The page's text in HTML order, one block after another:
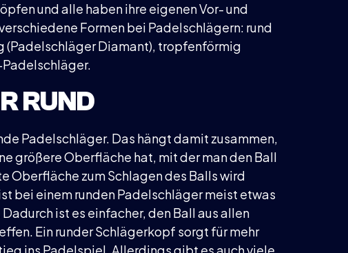
und alle haben ihre eigenen Vor- und
Formen bei Padelschlägern: rund
(Padelschläger Diamant), tropfenförmig
RUND
Padelschläger. Das hängt damit zusammen,
größere Oberfläche hat, mit der man den Ball
Oberfläche zum Schlagen des Balls wird
bei einem runden Padelschläger meist etwas
ist es einfacher, den Ball aus allen
Ein runder Schlägerkopf sorgt für mehr